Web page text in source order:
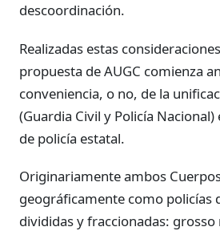
descoordinación.
Realizadas estas
propuesta de AUGC comienza
conveniencia, o no, de la
(Guardia Civil y Policía
de policía estatal.
Originariamente ambos
geográficamente como policías
divididas y fraccionadas: